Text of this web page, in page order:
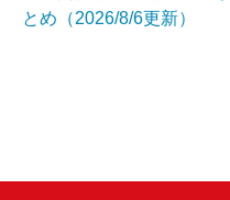
とめ（2026/8/6更新）